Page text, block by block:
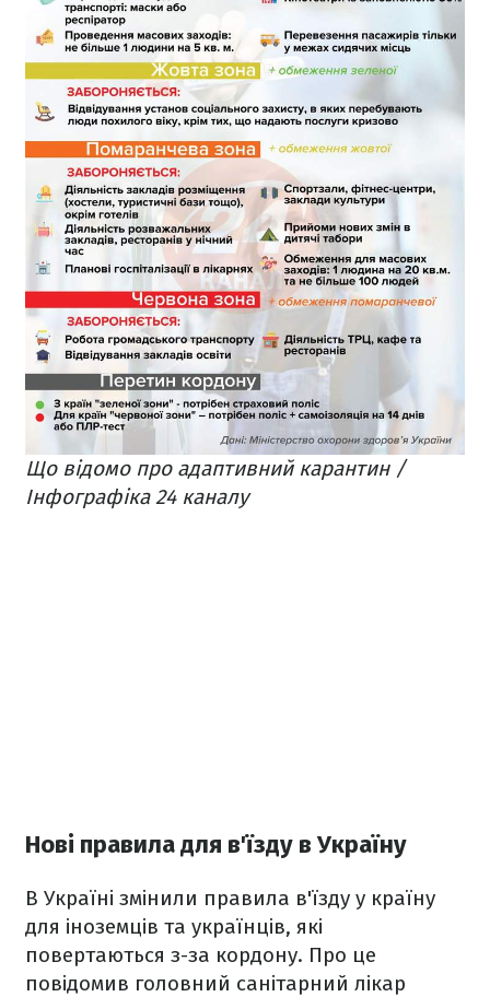
Що відомо про адаптивний карантин /
Інфографіка 24 каналу
Нові правила для в'їзду в Україну
В Україні змінили правила в'їзду у країну
для іноземців та українців, які
повертаються з-за кордону. Про це
повідомив головний санітарний лікар